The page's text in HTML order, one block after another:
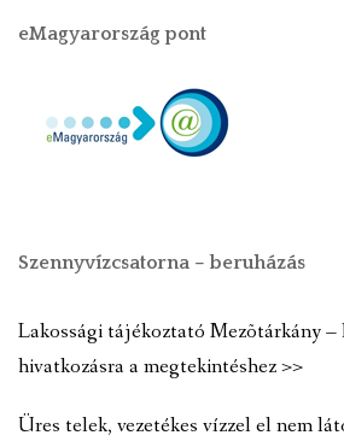
eMagyarország pont
Szennyvízcsatorna – beruházás
Lakossági tájékoztató Mezõtárkány
hivatkozásra a megtekintéshez >>
Üres telek, vezetékes vízzel el nem